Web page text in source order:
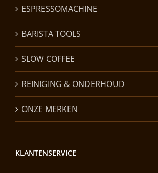
ESPRESSOMACHINE
BARISTA TOOLS
SLOW COFFEE
REINIGING & ONDERHOUD
ONZE MERKEN
KLANTENSERVICE